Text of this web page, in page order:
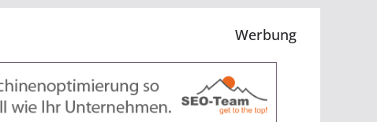
Werbung